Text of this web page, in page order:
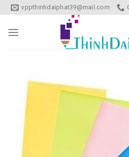
Skip
to
content
vppthinhdaiphat39@mail.com